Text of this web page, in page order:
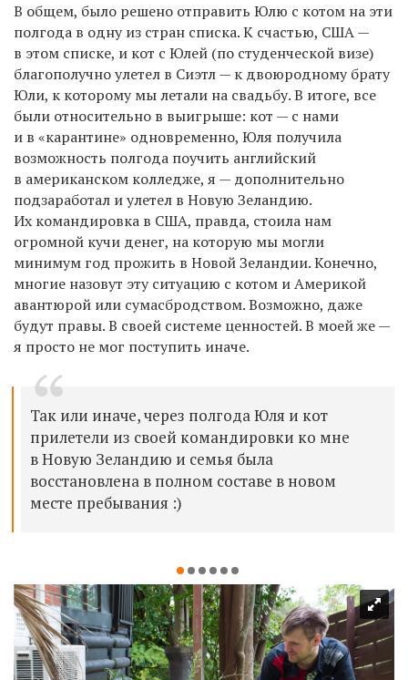
В общем, было решено отправить Юлю с котом на эти
полгода в одну из стран списка. К счастью, США —
в этом списке, и кот с Юлей (по студенческой визе)
благополучно улетел в Сиэтл — к двоюродному брату
Юли, к которому мы летали на свадьбу. В итоге, все
были относительно в выигрыше: кот — с нами
и в «карантине» одновременно, Юля получила
возможность полгода поучить английский
в американском колледже, я — дополнительно
подзаработал и улетел в Новую Зеландию.
Их командировка в США, правда, стоила нам
огромной кучи денег, на которую мы могли
минимум год прожить в Новой Зеландии. Конечно,
многие назовут эту ситуацию с котом и Америкой
авантюрой или сумасбродством. Возможно, даже
будут правы. В своей системе ценностей. В моей же —
я просто не мог поступить иначе.
Так или иначе, через полгода Юля и кот
прилетели из своей командировки ко мне
в Новую Зеландию и семья была
восстановлена в полном составе в новом
месте пребывания :)